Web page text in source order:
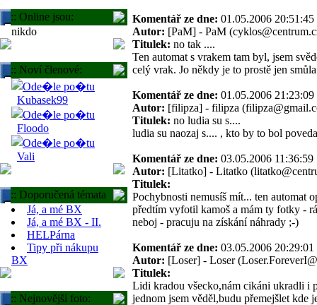
:: Online jsou:
nikdo
:: Noví členové:
Kubasek99
Floodo
Vali
:: Doporučená témata
Já, a mé BX
Já, a mé BX - II.
HELPárna
Tipy při nákupu
BX
:: Nejnovější foto:
Komentář ze dne: 01.05.2006
Autor: [PaM] - PaM
Titulek: no tak ....
Ten automat s vrakem tam byl, jsem
celý vrak. Jo někdy je to prostě jen
Komentář ze dne: 01.05.2006
Autor: [filipza] - filipza
Titulek: no ludia su s....
ludia su naozaj s.... , kto by to bol
Komentář ze dne: 03.05.2006
Autor: [Litatko] - Litatko
Titulek:
Pochybnosti nemusíš mít... ten automat
předtím vyfotil kamoš a mám ty fotky -
neboj - pracuju na získání náhrady ;-)
Komentář ze dne: 03.05.2006
Autor: [Loser] - Loser
Titulek:
Lidi kradou všecko,nám cikáni ukradli i
jednom jsem věděl,budu přemejšlet kde